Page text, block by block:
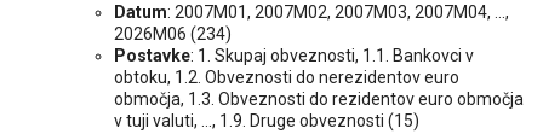
Datum: 2007M01, 2007M02, 2007M03, 2007M04, ...,
2026M06 (234)
Postavke: 1. Skupaj obveznosti, 1.1. Bankovci v
obtoku, 1.2. Obveznosti do nerezidentov euro
območja, 1.3. Obveznosti do rezidentov euro območja
v tuji valuti, ..., 1.9. Druge obveznosti (15)